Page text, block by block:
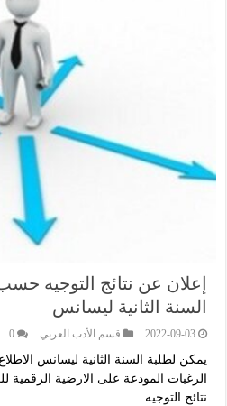
إعلان عن نتائج التوجيه
السنة الثانية ليسانس
2022-09-03 قسم اﻷدب العربي 0
يمكن لطلبة السنة الثانية ليسانس
الرغبات المودعة على الارضية الرقمية
نتائج التوجيه